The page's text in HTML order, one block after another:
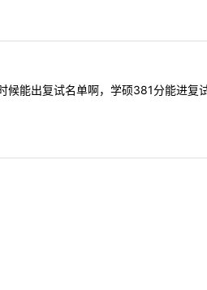
能出复试名单啊，学硕381分能进复